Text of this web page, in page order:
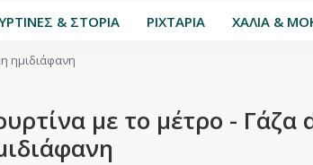
& ΣΤΟΡΙΑ ΡΙΧΤΑΡΙΑ ΧΑΛΙΑ &
ημιδιάφανη
με το μέτρο -